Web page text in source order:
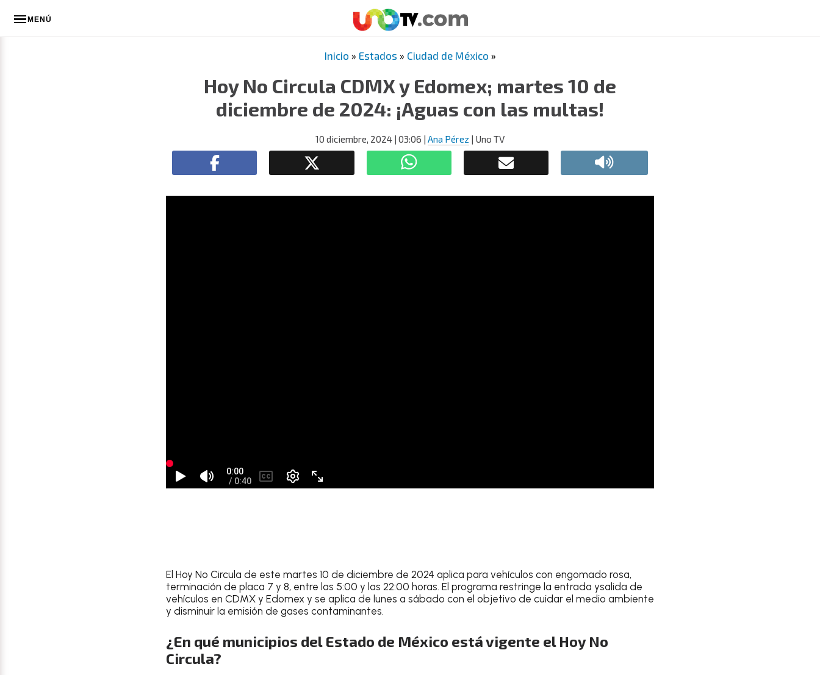
MENÚ
Inicio » Estados » Ciudad de México »
Hoy No Circula CDMX y Edomex; martes 10 de
diciembre de 2024: ¡Aguas con las multas!
10 diciembre, 2024 | 03:06 | Ana Pérez | Uno TV
El Hoy No Circula de este martes 10 de diciembre de 2024 aplica para vehículos con engomado rosa,
terminación de placa 7 y 8, entre las 5:00 y las 22:00 horas. El programa restringe la entrada ysalida de
vehículos en CDMX y Edomex y se aplica de lunes a sábado con el objetivo de cuidar el medio ambiente
y disminuir la emisión de gases contaminantes.
¿En qué municipios del Estado de México está vigente el Hoy No
Circula?